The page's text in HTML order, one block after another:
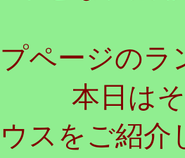
ページのラ
本日は
スをご紹介